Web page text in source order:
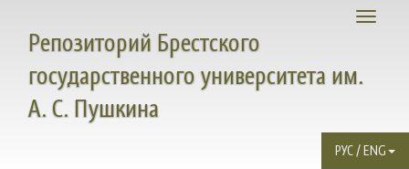
Toggle
Репозиторий Брестского
государственного университета им.
А. С. Пушкина
РУС / ENG